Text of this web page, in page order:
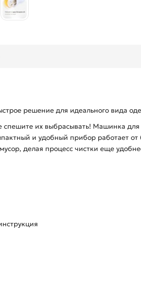
решение для идеального вида
их выбрасывать! Машинка для
и удобный прибор работает от
делая процесс чистки еще